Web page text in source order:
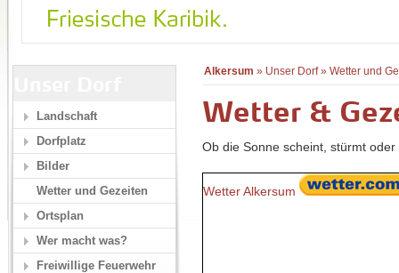
Alkersum » Unser Dorf» Wetter und
Wetter &
Ob die Sonne scheint, stürmt
Wetter Alkersum
Landschaft
Dorfplatz
Bilder
Wetter und Gezeiten
Ortsplan
Wer macht was?
Freiwillige Feuerwehr